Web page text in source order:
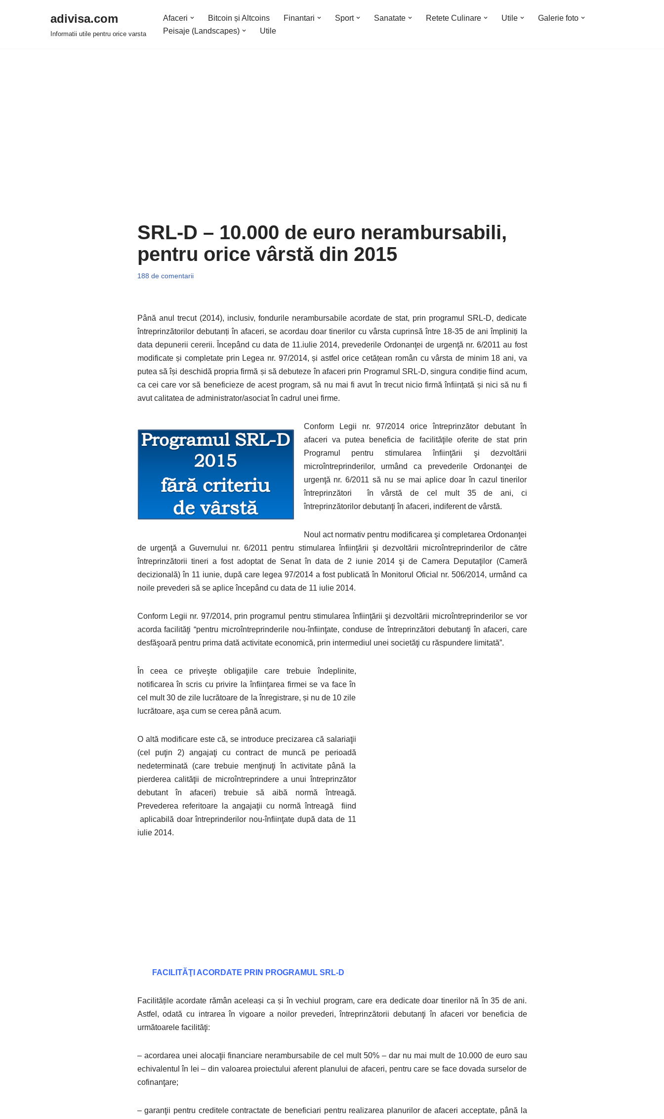
adivisa.com
Informatii utile pentru orice varsta
Afaceri Bitcoin și Altcoins Finantari Sport Sanatate Retete Culinare Utile
Galerie foto
Peisaje (Landscapes)
Utile
SRL-D – 10.000 de euro nerambursabili,
pentru orice vârstă din 2015
188 de comentarii
Până anul trecut (2014), inclusiv, fondurile nerambursabile acordate de stat, prin programul SRL-D, dedicate
întreprinzătorilor debutanți în afaceri, se acordau doar tinerilor cu vârsta cuprinsă între 18-35 de ani împliniți la
data depunerii cererii. Începând cu data de 11.iulie 2014, prevederile Ordonanţei de urgenţă nr. 6/2011 au fost
modificate și completate prin Legea nr. 97/2014, și astfel orice cetățean român cu vârsta de minim 18 ani, va
putea să își deschidă propria firmă și să debuteze în afaceri prin Programul SRL-D, singura condiție fiind acum,
ca cei care vor să beneficieze de acest program, să nu mai fi avut în trecut nicio firmă înființată și nici să nu fi
avut calitatea de administrator/asociat în cadrul unei firme.
Conform Legii nr. 97/2014 orice întreprinzător debutant în
afaceri va putea beneficia de facilităţile oferite de stat prin
Programul pentru stimularea înfiinţării şi dezvoltării
microîntreprinderilor, urmând ca prevederile Ordonanţei de
urgenţă nr. 6/2011 să nu se mai aplice doar în cazul tinerilor
întreprinzători în vârstă de cel mult 35 de ani, ci
întreprinzătorilor debutanţi în afaceri, indiferent de vârstă.
Noul act normativ pentru modificarea şi completarea Ordonanţei
de urgenţă a Guvernului nr. 6/2011 pentru stimularea înfiinţării şi dezvoltării microîntreprinderilor de către
întreprinzătorii tineri a fost adoptat de Senat în data de 2 iunie 2014 şi de Camera Deputaţilor (Cameră
decizională) în 11 iunie, după care legea 97/2014 a fost publicată în Monitorul Oficial nr. 506/2014, urmând ca
noile prevederi să se aplice începând cu data de 11 iulie 2014.
Conform Legii nr. 97/2014, prin programul pentru stimularea înfiinţării şi dezvoltării microîntreprinderilor se vor
acorda facilităţi “pentru microîntreprinderile nou-înfiinţate, conduse de întreprinzători debutanţi în afaceri, care
desfăşoară pentru prima dată activitate economică, prin intermediul unei societăţi cu răspundere limitată”.
În ceea ce priveşte obligaţiile care trebuie îndeplinite,
notificarea în scris cu privire la înfiinţarea firmei se va face în
cel mult 30 de zile lucrătoare de la înregistrare, și nu de 10 zile
lucrătoare, aşa cum se cerea până acum.
O altă modificare este că, se introduce precizarea că salariaţii
(cel puţin 2) angajaţi cu contract de muncă pe perioadă
nedeterminată (care trebuie menţinuţi în activitate până la
pierderea calităţii de microîntreprindere a unui întreprinzător
debutant în afaceri) trebuie să aibă normă întreagă.
Prevederea referitoare la angajaţii cu normă întreagă fiind
aplicabilă doar întreprinderilor nou-înfiinţate după data de 11
iulie 2014.
FACILITĂŢI ACORDATE PRIN PROGRAMUL SRL-D
Facilitățile acordate rămân aceleași ca și în vechiul program, care era dedicate doar tinerilor nă în 35 de ani.
Astfel, odată cu intrarea în vigoare a noilor prevederi, întreprinzătorii debutanţi în afaceri vor beneficia de
următoarele facilităţi:
– acordarea unei alocaţii financiare nerambursabile de cel mult 50% – dar nu mai mult de 10.000 de euro sau
echivalentul în lei – din valoarea proiectului aferent planului de afaceri, pentru care se face dovada surselor de
cofinanţare;
– garanţii pentru creditele contractate de beneficiari pentru realizarea planurilor de afaceri acceptate, până la